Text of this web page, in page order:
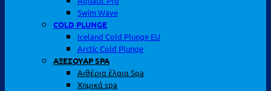
Swim Wave
COLD PLUNGE
Iceland Cold Plunge EU
Arctic Cold Plunge
ΑΞΕΣΟΥΑΡ SPA
Αιθέρια έλαια Spa
Χημικά spa